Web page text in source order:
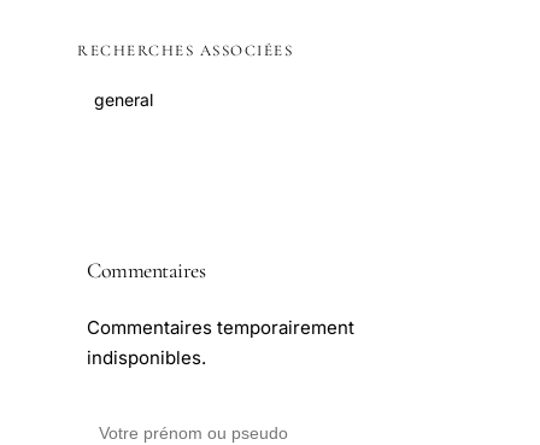
RECHERCHES ASSOCIÉES
general
Commentaires
Commentaires temporairement
indisponibles.